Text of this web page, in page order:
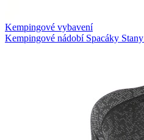
Kempingové vybavení
Kempingové nádobí Spacáky Stany